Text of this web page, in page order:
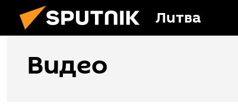
Литва
Видео